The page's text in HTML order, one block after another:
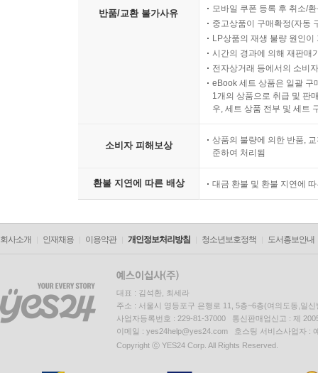
반품/교환 불가사유
모바일 쿠폰 등록 후 취소/
중고상품이 구매확정(자동
LP상품의 재생 불량 원인
시간의 경과에 의해 재판매
전자상거래 등에서의 소비
eBook 세트 상품은 일괄 구
1개의 상품으로 취급 및 판
우, 세트 상품 전부 및 세트
소비자 피해보상
상품의 불량에 의한 반품,
준하여 처리됨
환불 지연에 따른 배상 대금 환불 및 환불 지연에
회사소개 인재채용 이용약관 개인정보처리방침 청소년보호정책 도서홍보안내
대표 : 김석환, 최세라
주소 : 서울시 영등포구 은행로 11, 5층~6층(여의도동,일신
사업자등록번호 : 229-81-37000 통신판매업신고 : 제
이메일 : yes24help@yes24.com 호스팅 서비스사업자 :
Copyright ⓒ YES24 Corp. All Rights Reserved.